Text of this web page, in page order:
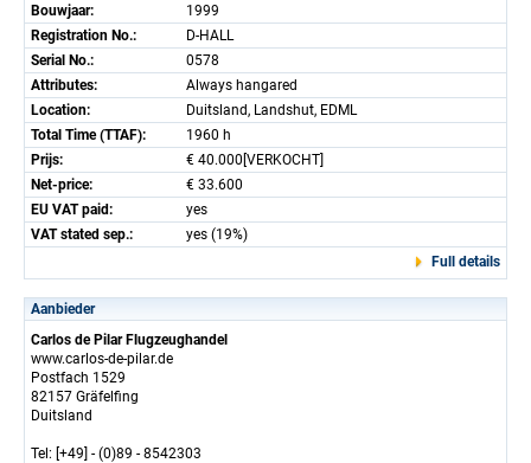
Bouwjaar:
1999
Registration No.:
D-HALL
Serial No.:
0578
Attributes:
Always hangared
Location:
Duitsland, Landshut, EDML
Total Time (TTAF):
1960 h
Prijs:
€ 40.000[VERKOCHT]
Net-price:
€ 33.600
EU VAT paid:
yes
VAT stated sep.:
yes (19%)
Full details
Aanbieder
Carlos de Pilar Flugzeughandel
www.carlos-de-pilar.de
Postfach 1529
82157 Gräfelfing
Duitsland
Tel: [+49] - (0)89 - 8542303